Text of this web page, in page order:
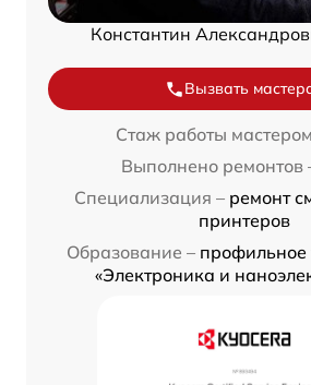
Константин
Вызвать
Стаж работы
Выполнено ремонтов
Специализация – ремонт
принтеров
Образование – профильное
«Электроника и